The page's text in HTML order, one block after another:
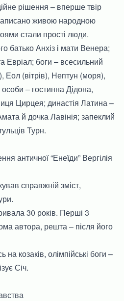
рішення – вперше твір
живою народною
стали прості люди.
батько Анхіз і мати Венера;
Евріал; боги – всесильний
Еол (вітрів), Нептун (моря),
– гостинна Дідона,
Цирцея; династія Латина –
й дочка Лавінія; запеклий
Турн.
античної “Енеїди” Вергілія
справжній зміст,
30 років. Перші 3
автора, решта – після його
на козаків, олімпійські боги –
Січ.